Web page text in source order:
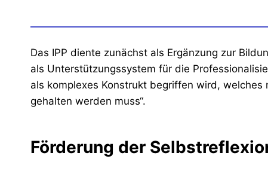
Das IPP diente zunächst als Ergänzung zur
als Unterstützungssystem für die
als komplexes Konstrukt begriffen wird,
gehalten werden muss“.
Förderung der